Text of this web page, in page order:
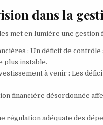
dans la
met en lumière une
: Un déficit de
plus instable.
à venir : Les
financière désordonnée
régulation adéquate des